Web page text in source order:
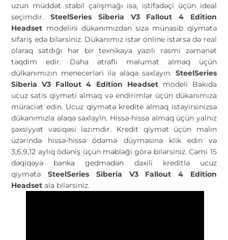
uzun müddət stabil çalışmağı isə, istifadəçi üçün ideal
seçimdir.SteelSeries Siberia V3 Fallout 4 Edition
Headset modelini dükanımızdan sizə münasib qiymətə
sifariş edə bilərsiniz. Dükanımız istər online istərsə də real
olaraq satdığı hər bir texnikaya yazılı rəsmi zəmanət
təqdim edir. Daha ətraflı məlumat almaq üçün
dülkanımızın menecerləri ilə əlaqə saxlayın. SteelSeries
Siberia V3 Fallout 4 Edition Headsetmodeli Bakıda
ucuz satis qiymeti almaq və endirimlər üçün dükanımıza
müraciət edin. Ucuz qiymətə kredite almaq istəyirsinizsə
dükanımızla əlaqə saxlayln. Hissə-hissə almaq üçün yalnız
şəxsiyyət vəsiqəsi lazımdır. Kredit qiymət üçün malın
üzərində hissə-hissə ödəmə düyməsinə klik edin və
3,6,9,12 aylıq ödəniş üçün məbləği görə bilərsiniz. Cəmi 15
dəqiqəyə banka gedmədən daxili kreditlə ucuz
qiymətəSteelSeries Siberia V3 Fallout 4 Edition
Headset ala bilərsiniz.